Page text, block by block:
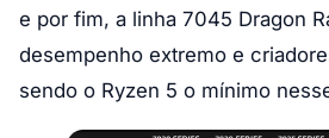
e por fim, a linha 7045 Dragon
desempenho extremo e
sendo o Ryzen 5 o mínimo